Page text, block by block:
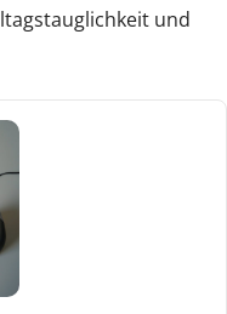
und